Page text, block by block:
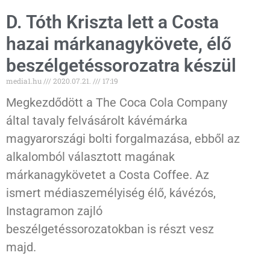
D. Tóth Kriszta lett a Costa
hazai márkanagykövete, élő
beszélgetéssorozatra készül
media1.hu 2020.07.21. 17:19
Megkezdődött a The Coca Cola Company
által tavaly felvásárolt kávémárka
magyarországi bolti forgalmazása, ebből az
alkalomból választott magának
márkanagykövetet a Costa Coffee. Az
ismert médiaszemélyiség élő, kávézós,
Instagramon zajló
beszélgetéssorozatokban is részt vesz
majd.